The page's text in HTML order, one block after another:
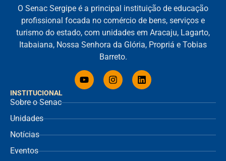
INSTITUCIONAL
Sobre o Senac
Unidades
Notícias
Eventos
O Senac Sergipe é a principal instituição de educação
profissional focada no comércio de bens, serviços e
turismo do estado, com unidades em Aracaju, Lagarto,
Itabaiana, Nossa Senhora da Glória, Propriá e Tobias
Barreto.